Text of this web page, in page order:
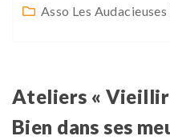
Asso Les
Ateliers « Vieillir
Bien dans ses